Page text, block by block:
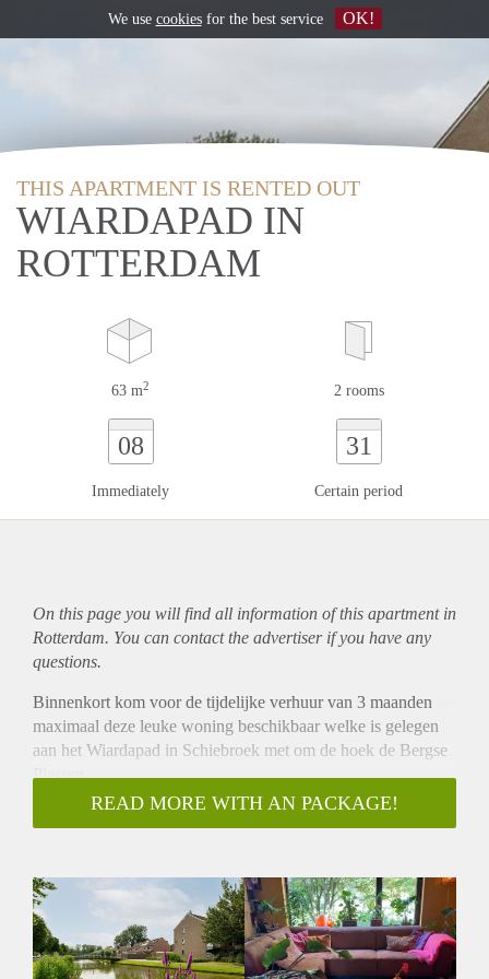
THIS APARTMENT IS RENTED OUT
WIARDAPAD IN
ROTTERDAM
63 m2 2 rooms
08
Immediately
31
Certain period
On this page you will find all information of this apartmentin
Rotterdam. You can contact the advertiser if you have any
questions.
Binnenkort kom voor de tijdelijke verhuur van 3 maanden
maximaal deze leuke woning beschikbaar welke is gelegen
aan het Wiardapad in Schiebroek met om de hoek de Bergse
Plassen.
Alle dagelijkse voorzieningen zijn binnen handbereik. Op
loopafstand vindt u drie winkelstraten en het openbaar
tram- en busverbindingen zijn nabij. Bovendien zijn de A16
en A20 eenvoudig te bereiken.
In de directe omgeving bevinden zich diverse supermarkten,
speciaalzaken en gezellige horecagelegenheden.
READ MORE WITH AN PACKAGE!
We use cookiesfor the best service OK!